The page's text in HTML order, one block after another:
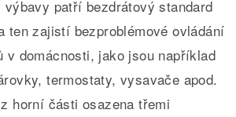
patří bezdrátový standard
ten zajistí bezproblémové ovládání
v domácnosti, jako jsou například
termostaty, vysavače apod.
horní části osazena třemi